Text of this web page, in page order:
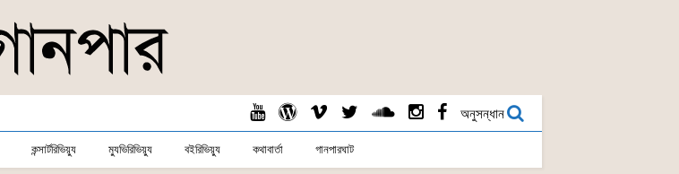
অনুসন্ধান
কন্সার্টরিভিয়্যু ম্যুভিরিভিয়্যু বইরিভিয়্যু কথাবার্তা গানপারঘাট